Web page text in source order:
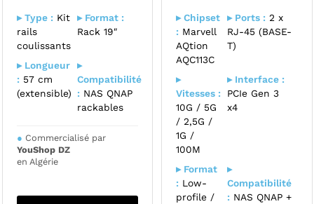
▸ Type : Kit
rails
coulissants
▸ Format :
Rack 19″
▸ Longueur
: 57 cm
(extensible)
▸
Compatibilité
: NAS QNAP
rackables
● Commercialisé par
YouShop DZ
en Algérie
▸ Chipset
: Marvell
AQtion
AQC113C
▸ Ports : 2 x
RJ-45 (BASE-
T)
▸
Vitesses :
10G / 5G
/ 2,5G /
1G /
100M
▸ Interface :
PCIe Gen 3
x4
▸ Format
: Low-
profile /
▸
Compatibilité
: NAS QNAP +